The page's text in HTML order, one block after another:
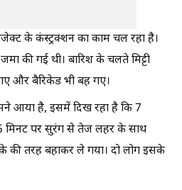
के कंस्ट्रक्शन का काम चल रहा है।
की गई थी। बारिश के चलते मिट्टी
और बैरिकेड भी बह गए।
आया है, इसमें दिख रहा है कि 7
पर सुरंग से तेज लहर के साथ
तरह बहाकर ले गया। दो लोग इसके